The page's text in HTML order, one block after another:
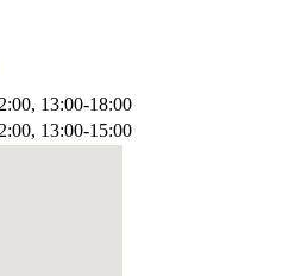
13:00-18:00
13:00-15:00